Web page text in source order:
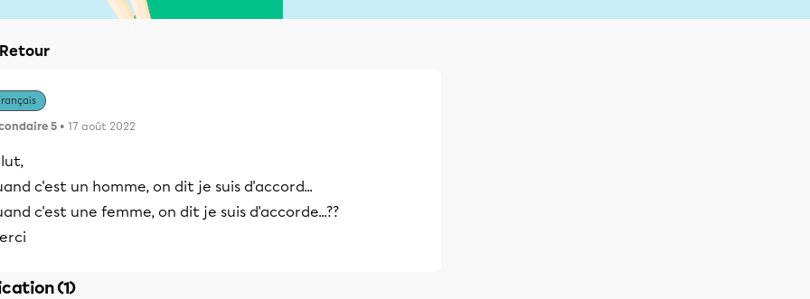
Retour
5 • 17 août 2022
c'est un homme, on dit je suis d'accord...
c'est une femme, on dit je suis d'accorde...??
(1)